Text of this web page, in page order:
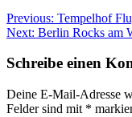
Previous: Tempelhof
Next: Berlin Rocks am
Schreibe einen
Deine E-Mail-Adresse
Felder sind mit *